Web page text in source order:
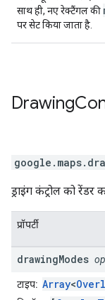
साथ ही, नए रेक्टैंगल की
पर सेट किया जाता है.
Drawing
ड्राइंग कंट्रोल को
प्रॉपर्टी
drawingModes
टाइप: Array<